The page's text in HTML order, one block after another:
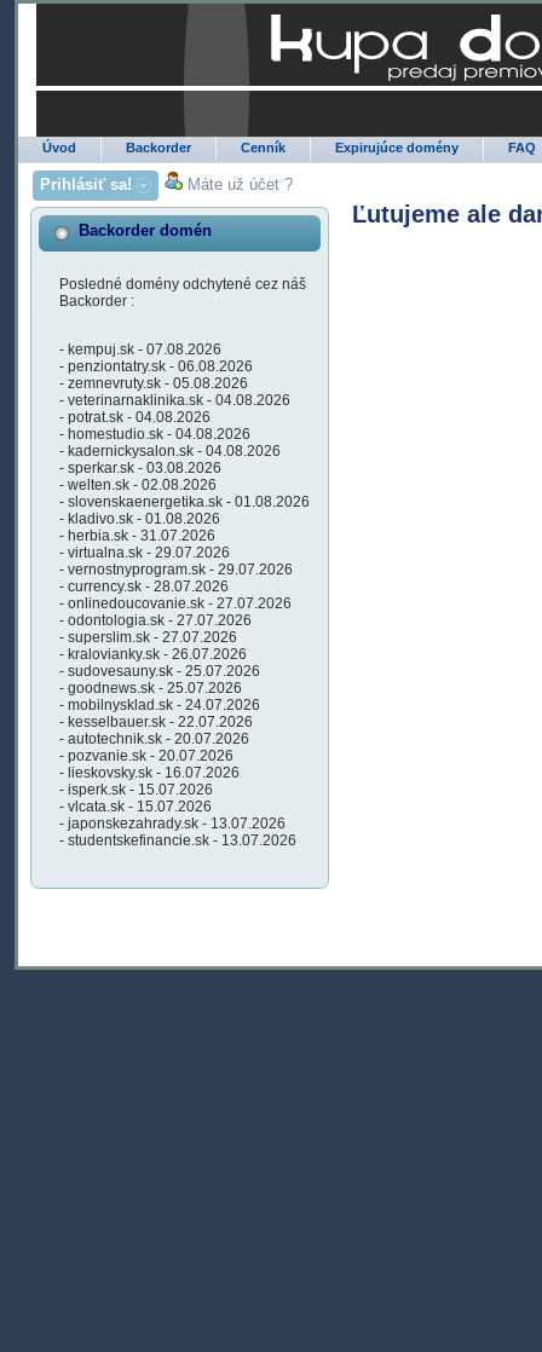
Úvod Backorder Cenník Expirujúce domény FAQ
Prihlásiť sa! Máte už účet ?
Backorder domén
Posledné domény odchytené cez náš
Backorder :
- kempuj.sk - 07.08.2026
- penziontatry.sk - 06.08.2026
- zemnevruty.sk - 05.08.2026
- veterinarnaklinika.sk - 04.08.2026
- potrat.sk - 04.08.2026
- homestudio.sk - 04.08.2026
- kadernickysalon.sk - 04.08.2026
- sperkar.sk - 03.08.2026
- welten.sk - 02.08.2026
- slovenskaenergetika.sk - 01.08.2026
- kladivo.sk - 01.08.2026
- herbia.sk - 31.07.2026
- virtualna.sk - 29.07.2026
- vernostnyprogram.sk - 29.07.2026
- currency.sk - 28.07.2026
- onlinedoucovanie.sk - 27.07.2026
- odontologia.sk - 27.07.2026
- superslim.sk - 27.07.2026
- kralovianky.sk - 26.07.2026
- sudovesauny.sk - 25.07.2026
- goodnews.sk - 25.07.2026
- mobilnysklad.sk - 24.07.2026
- kesselbauer.sk - 22.07.2026
- autotechnik.sk - 20.07.2026
- pozvanie.sk - 20.07.2026
- lieskovsky.sk - 16.07.2026
- isperk.sk - 15.07.2026
- vlcata.sk - 15.07.2026
- japonskezahrady.sk - 13.07.2026
- studentskefinancie.sk - 13.07.2026
Ľutujeme ale